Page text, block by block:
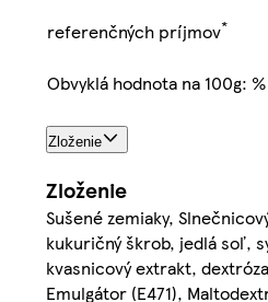
referenčných príjmov*
Obvyklá hodnota na 100g:
Zloženie
Zloženie
Sušené zemiaky,
kukuričný škrob, jedlá soľ,
kvasnicový extrakt,
Emulgátor (E471),